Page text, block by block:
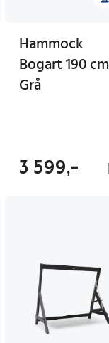
Hammock
Bogart 190 cm
Grå
3 599,-